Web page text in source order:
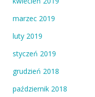
marzec 2019
luty 2019
styczeń 2019
grudzień 2018
październik 2018